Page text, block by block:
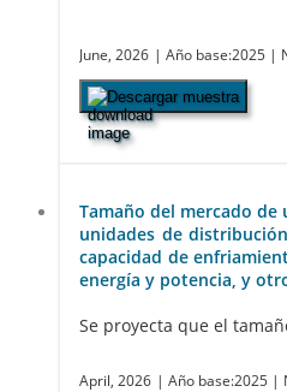
June, 2026 | Año base:2025 |
Descargar muestra
Tamaño del mercado
unidades de
capacidad de
energía y potencia, y
Se proyecta que el
April, 2026 | Año base:2025 |